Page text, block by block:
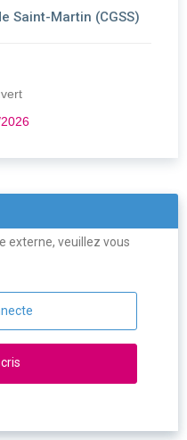
Saint-Martin (CGSS)
externe, veuillez vous